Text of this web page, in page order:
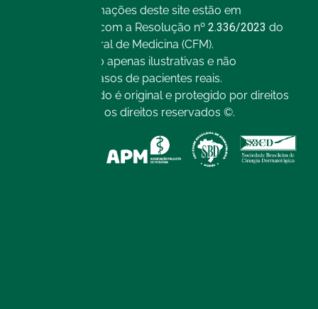
Todas as informações deste site estão em
conformidade com a Resolução nº 2.336/2023 do
Conselho Federal de Medicina (CFM).
As imagens são apenas ilustrativas e não
representam casos de pacientes reais.
Todo o conteúdo é original e protegido por direitos
autorais. Todos os direitos reservados ©.